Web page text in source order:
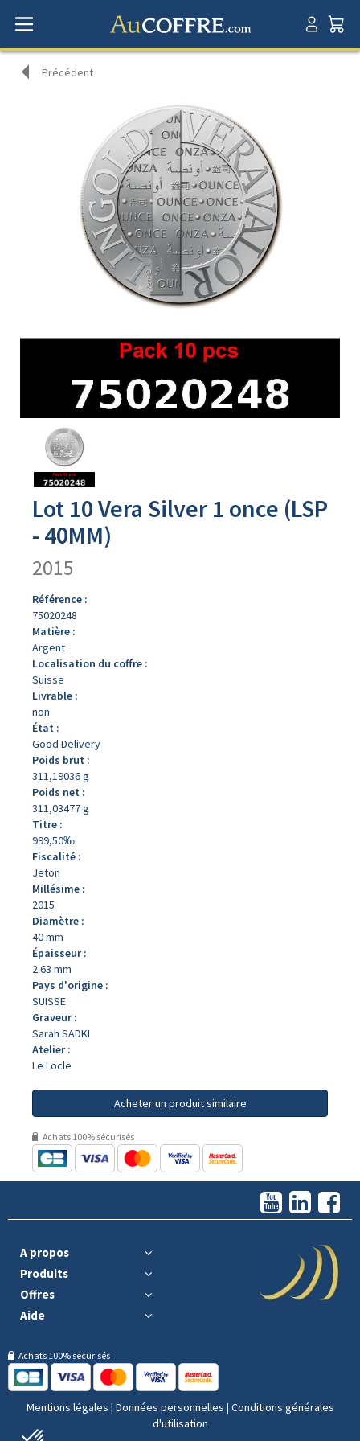
Précédent
produit
Lot 10 Vera Silver 1 once (LSP
- 40MM)
2015
Référence :
75020248
Matière :
Argent
Localisation du coffre :
Suisse
Livrable :
non
État :
Good Delivery
Poids brut :
311,19036 g
Poids net :
311,03477 g
Titre :
999,50‰
Fiscalité :
Jeton
Millésime :
2015
Diamètre :
40 mm
Épaisseur :
2.63 mm
Pays d'origine :
SUISSE
Graveur :
Sarah SADKI
Atelier :
Le Locle
Acheter un produit similaire
Achats 100% sécurisés
A propos
Produits
Offres
Aide
Achats 100% sécurisés
Mentions légales | Données personnelles | Conditions générales
d'utilisation